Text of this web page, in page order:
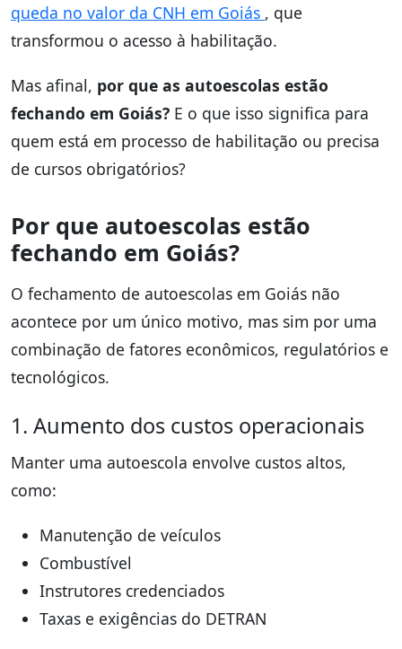
queda no valor da CNH em Goiás , que
transformou o acesso à habilitação.
Mas afinal, por que as autoescolas estão
fechando em Goiás? E o que isso significa para
quem está em processo de habilitação ou precisa
de cursos obrigatórios?
Por que autoescolas estão
fechando em Goiás?
O fechamento de autoescolas em Goiás não
acontece por um único motivo, mas sim por uma
combinação de fatores econômicos, regulatórios e
tecnológicos.
1. Aumento dos custos operacionais
Manter uma autoescola envolve custos altos,
como:
Manutenção de veículos
Combustível
Instrutores credenciados
Taxas e exigências do DETRAN